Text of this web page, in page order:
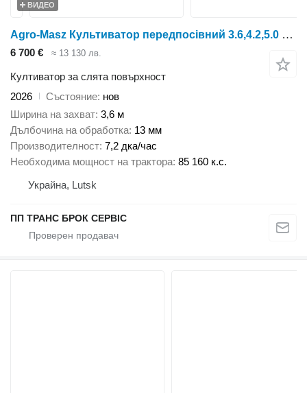
ВИДЕО
Agro-Masz Культиватор передпосівний 3.6,4.2,5.0 або 5.6 м
6 700 € ≈ 13 130 лв.
Култиватор за слята повърхност
2026
Състояние нов
Ширина на захват 3,6 м
Дълбочина на обработка 13 мм
Производителност 7,2 дка/час
Необходима мощност на трактора 85 160 к.с.
Украйна, Lutsk
ПП ТРАНС БРОК СЕРВІС